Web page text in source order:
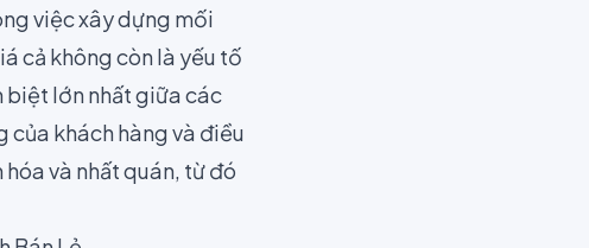
việc xây dựng mối
cả không còn là yếu tố
biệt lớn nhất giữa các
của khách hàng và điều
và nhất quán, từ đó